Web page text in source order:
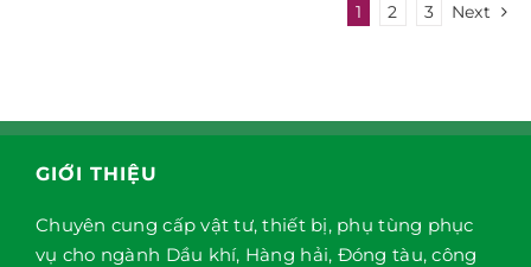
1 2 3 Next
GIỚI THIỆU
Chuyên cung cấp vật tư, thiết bị, phụ tùng phục
vụ cho ngành Dầu khí, Hàng hải, Đóng tàu, công